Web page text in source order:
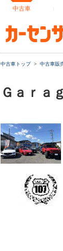
中古車
中古車トップ 中古車販
Ｇａｒａ